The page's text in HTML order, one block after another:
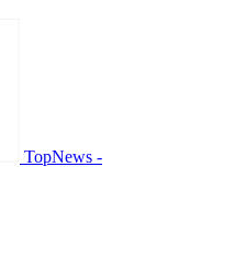
TopNews -